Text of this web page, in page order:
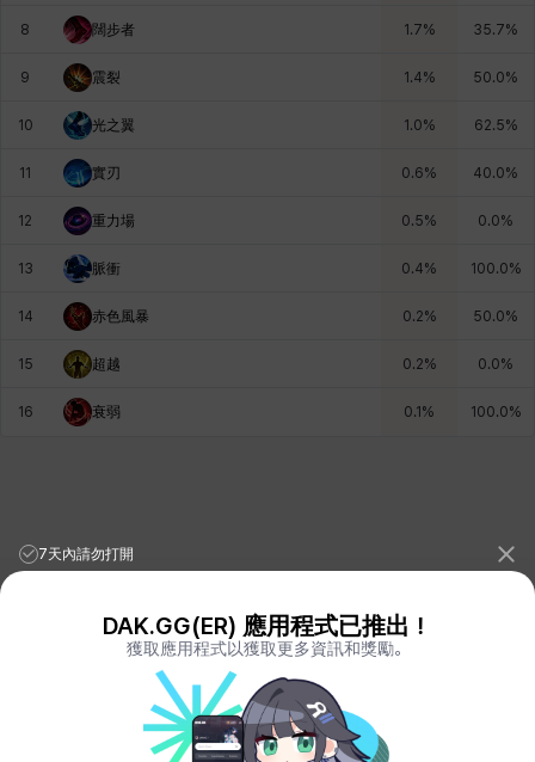
芭芭拉
蒂亞 蓋瑞特
阿德拉 阿爾達 雪琳 雷妮
青燕 馬庫斯 鼻荊
8 闊步者 1.7% 35.7%
9 震裂 1.4% 50.0%
10 光之翼 1.0% 62.5%
11 實刃 0.6% 40.0%
12 重力場 0.5% 0.0%
13 脈衝 0.4% 100.0%
14 赤色風暴 0.2% 50.0%
15 超越 0.2% 0.0%
16 衰弱 0.1 % 100.0%
League of Legends StatsPORO.GG
Teamfight Tactics Stats
LOLCHESS.GG
VALORANT.DAK.GG
PUBG.DAK.GG
Eternal Return StatsER.DAK.GG
7天內請勿打開
DAK.GG(ER) 應用程式已推出！
獲取應用程式以獲取更多資訊和獎勵。